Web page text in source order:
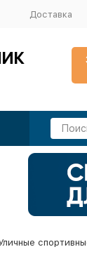
Доставка